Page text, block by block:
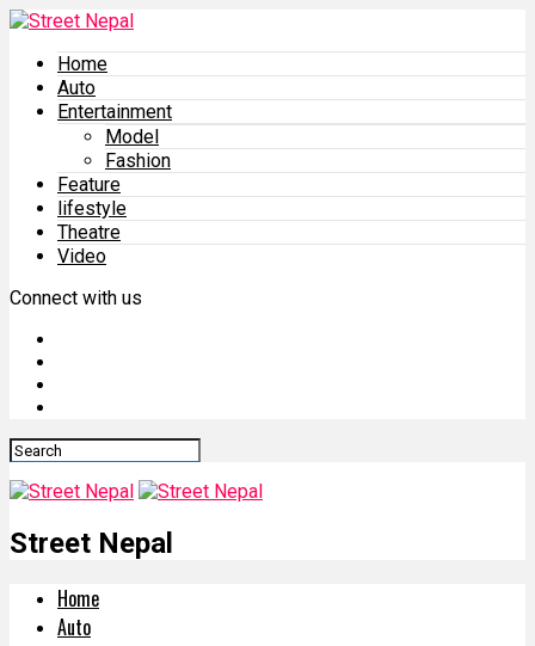
Home
Auto
Entertainment
Model
Fashion
Feature
lifestyle
Theatre
Video
Connect with us
Street Nepal
Home
Auto